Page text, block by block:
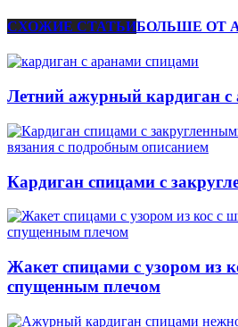
СХОЖИЕ СТАТЬИБОЛЬШЕ ОТ
Летний ажурный кардиган
Кардиган спицами с
Жакет спицами с узором из
спущенным плечом